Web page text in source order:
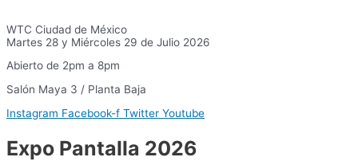
WTC Ciudad de México
Martes 28 y Miércoles 29 de Julio 2026
Abierto de 2pm a 8pm
Salón Maya 3 / Planta Baja
Instagram Facebook-f Twitter Youtube
Expo Pantalla 2026